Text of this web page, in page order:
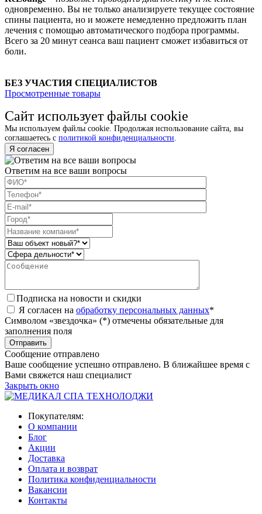
одновременно. Вы не только анализируете текущее состояние
спины пациента, но и можете немедленно предложить план
лечения с помощью автоматического подбора программы.
Всего за 20 минут сеанса ваш пациент сможет избавиться от
боли.
БЕЗ УЧАСТИЯ СПЕЦИАЛИСТОВ
Просмотренные товары
Сайт использует файлы cookie
Мы используем файлы cookie. Продолжая использование сайта, вы
соглашаетесь с политикой конфиденциальности
Я согласен
Ответим на все ваши вопросы
Подписка на новости и скидки
Я согласен на обработку персональных данных*
Символом «звездочка» (*) отмечены обязательные для
заполнения поля
Сообщение отправлено
Ваше сообщение успешно отправлено. В ближайшее время с
Вами свяжется наш специалист
Закрыть окно
Покупателям:
О компании
Блог
Акции
Доставка
Оплата и возврат
Политика конфиденциальности
Вакансии
Контакты